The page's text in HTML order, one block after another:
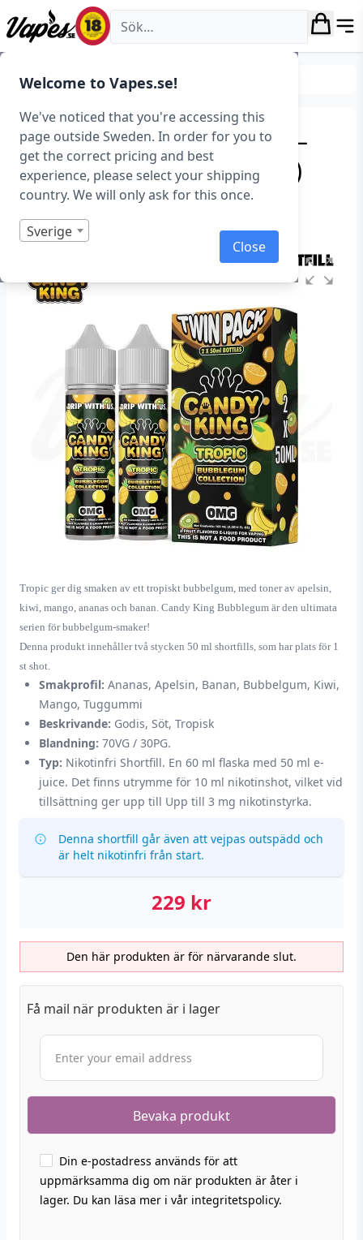
Welcome to Vapes.se!
We've noticed that you're accessing this
page outside Sweden. In order for you to
get the correct pricing and best
experience, please select your shipping
country. We will only ask for this once.
Sverige
Close
Vapes.se
E-juice Smaker Frukt & Bär
Candy King Bubblegum –
Tropic (2×50 ml, Shortfill)
Art.nr: 38811
Slut i lager
Tropic ger dig smaken av ett tropiskt bubbelgum, med toner av apelsin,
kiwi, mango, ananas och banan. Candy King Bubblegum är den ultimata
serien för bubbelgum-smaker!
Denna produkt innehåller två stycken 50 ml shortfills, som har plats för 1
st shot.
Smakprofil: Ananas, Apelsin, Banan, Bubbelgum, Kiwi,
Mango, Tuggummi
Beskrivande: Godis, Söt, Tropisk
Blandning: 70VG / 30PG.
Typ: Nikotinfri Shortfill. En 60 ml flaska med 50 ml e-
juice. Det finns utrymme för 10 ml nikotinshot, vilket vid
tillsättning ger upp till Upp till 3 mg nikotinstyrka.
Denna shortfill går även att vejpas outspädd och
är helt nikotinfri från start.
229 kr
Den här produkten är för närvarande slut.
Få mail när produkten är i lager
Din e-postadress används för att
uppmärksamma dig om när produkten är åter i
lager. Du kan läsa mer i vår integritetspolicy.